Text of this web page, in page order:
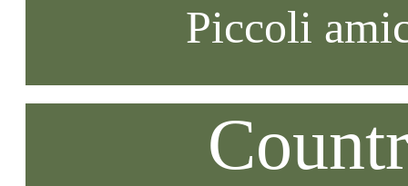
Piccoli